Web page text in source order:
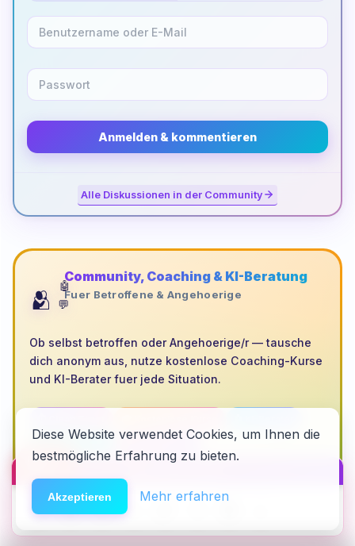
Anmelden & kommentieren
Alle Diskussionen in der Community
🫂 💬
🤖
Community, Coaching & KI-Beratung
Fuer Betroffene & Angehoerige
Ob selbst betroffen oder Angehoerige/r — tausche
dich anonym aus, nutze kostenlose Coaching-Kurse
und KI-Berater fuer jede Situation.
🏆 Gamification 🔒 100% anonym
Jetzt kostenlos beitreten
🆘Hilfe
Diese Website verwendet Cookies, um Ihnen die
bestmögliche Erfahrung zu bieten.
Akzeptieren Mehr erfahren